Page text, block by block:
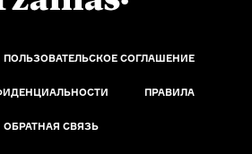
ПОЛЬЗОВАТЕЛЬСКОЕ СОГЛАШЕНИЕ
ПРАВИЛА
ОБРАТНАЯ СВЯЗЬ